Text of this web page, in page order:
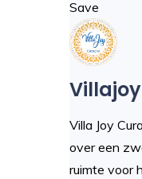
Save
Villa Joy
over een
ruimte voor